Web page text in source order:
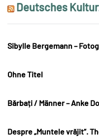
Deutsches
Sibylle Bergemann –
Ohne Titel
Bărbați / Männer – Anke
Despre „Muntele vrăjit“.